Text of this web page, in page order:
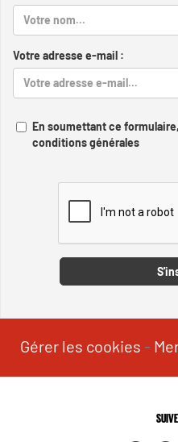
Votre adresse e-mail :
En soumettant ce
conditions générales
Gérer les cookies -